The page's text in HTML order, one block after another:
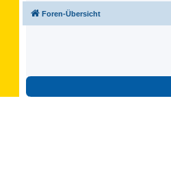
Foren-Übersicht